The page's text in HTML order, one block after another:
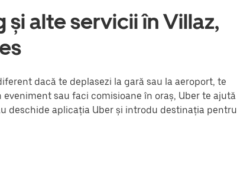
alte servicii în Villaz,
dacă te deplasezi la gară sau la aeroport, te
sau faci comisioane în oraș, Uber te ajută
deschide aplicația Uber și introdu destinația pentru